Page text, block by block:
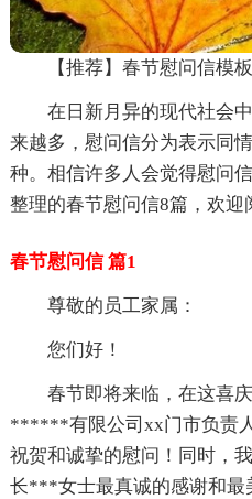
【推荐】春节慰问信模
在日新月异的现代社会
来越多，慰问信分为表示同
种。相信许多人会觉得慰问
整理的春节慰问信8篇，欢迎
春节慰问信 篇1
尊敬的员工家属：
您们好！
春节即将来临，在这喜
******有限公司xx门市负责
祝贺和诚挚的慰问！同时，
长***女士最真诚的感谢和最